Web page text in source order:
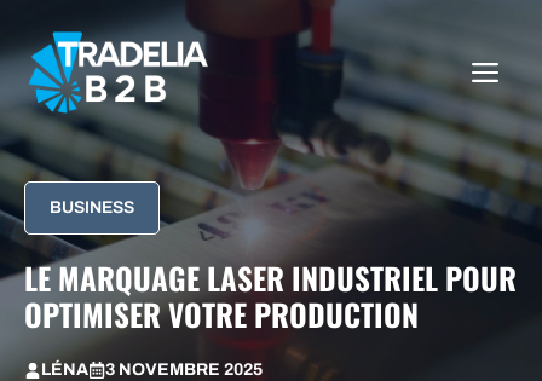
au
contenu
BUSINESS
LE MARQUAGE LASER INDUSTRIEL POUR
OPTIMISER VOTRE PRODUCTION
LÉNA 3 NOVEMBRE 2025